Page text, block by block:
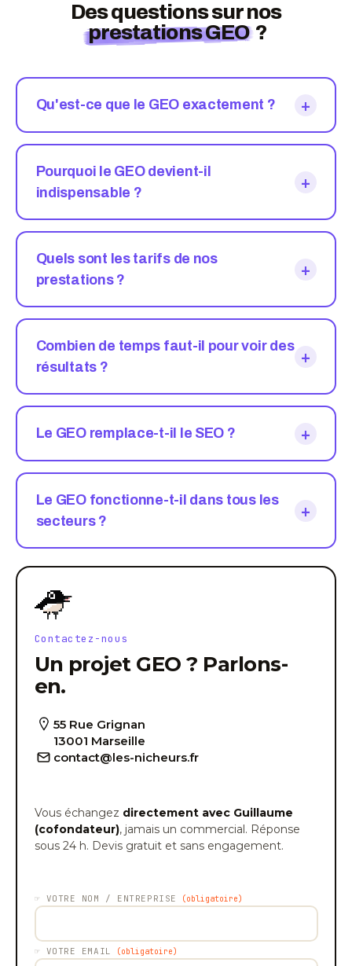
Des questions sur nos
prestations GEO?
Qu'est-ce que le GEO exactement ? +
Pourquoi le GEO devient-il
indispensable ?
+
Quels sont les tarifs de nos
prestations ?
+
Combien de temps faut-il pour voir des
résultats ?
+
Le GEO remplace-t-il le SEO ? +
Le GEO fonctionne-t-il dans tous les
secteurs ?
+
Contactez-nous
Un projet GEO ? Parlons-
en.
55 Rue Grignan
13001 Marseille
contact@les-nicheurs.fr
Vous échangez directement avec Guillaume
(cofondateur), jamais un commercial. Réponse
sous 24 h. Devis gratuit et sans engagement.
☞ VOTRE NOM / ENTREPRISE (obligatoire)
☞ VOTRE EMAIL (obligatoire)